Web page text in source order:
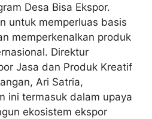
Desa Bisa Ekspor.
untuk memperluas basis
memperkenalkan produk
Direktur
Jasa dan Produk Kreatif
Ari Satria,
ini termasuk dalam upaya
ekosistem ekspor